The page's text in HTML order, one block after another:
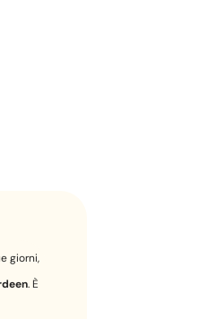
giorni,
. È